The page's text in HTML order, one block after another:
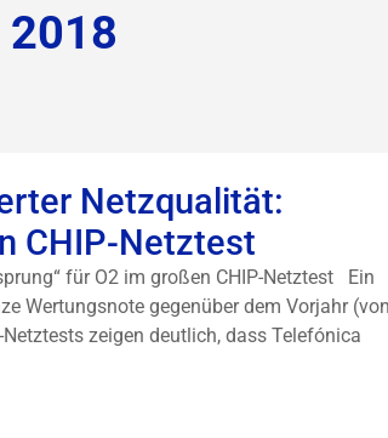
Netzqualität:
CHIP-Netztest
für O2 im großen CHIP-Netztest Ein
Wertungsnote gegenüber dem Vorjahr
zeigen deutlich, dass Telefónica